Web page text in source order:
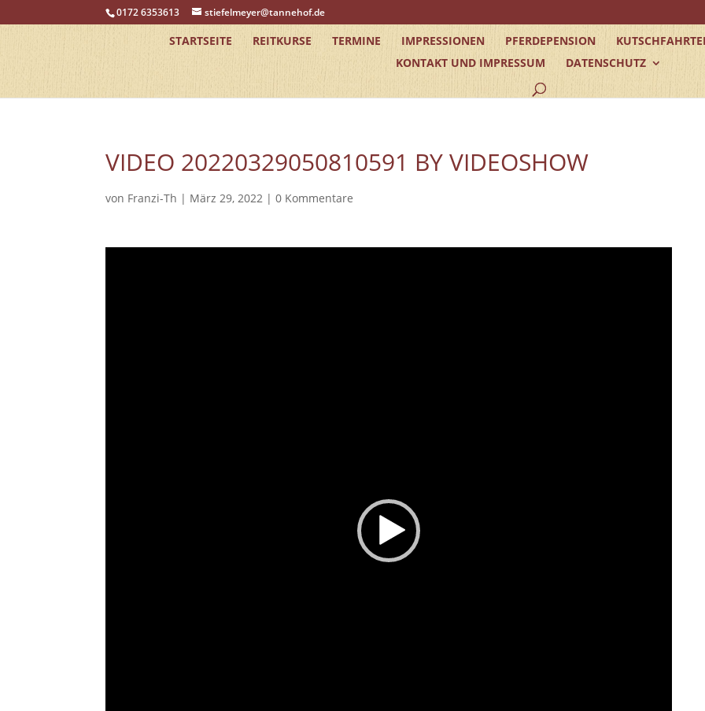
0172 6353613 stiefelmeyer@tannehof.de
STARTSEITE REITKURSE TERMINE IMPRESSIONEN PFERDEPENSION
KONTAKT UND IMPRESSUM
DATENSCHUTZ
VIDEO 20220329050810591 BY VIDEOSHOW
von Franzi-Th | März 29, 2022 |0 Kommentare